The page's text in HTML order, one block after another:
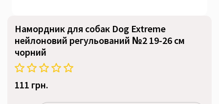
Намордник для собак Dog Extreme
нейлоновий регульований №2 19-26 см
чорний
111 грн.